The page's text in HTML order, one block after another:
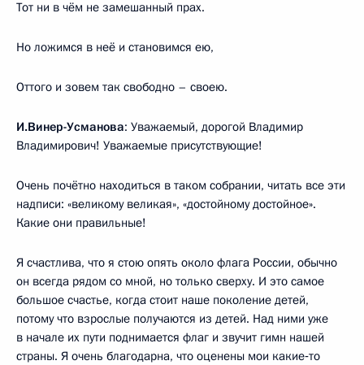
Тот ни в чём не замешанный прах.
Но ложимся в неё и становимся ею,
Оттого и зовем так свободно – своею.
И.Винер-Усманова: Уважаемый, дорогой Владимир
Владимирович! Уважаемые присутствующие!
Очень почётно находиться в таком собрании, читать все эти
надписи: «великому великая», «достойному достойное».
Какие они правильные!
Я счастлива, что я стою опять около флага России, обычно
он всегда рядом со мной, но только сверху. И это самое
большое счастье, когда стоит наше поколение детей,
потому что взрослые получаются из детей. Над ними уже
в начале их пути поднимается флаг и звучит гимн нашей
страны. Я очень благодарна, что оценены мои какие‑то